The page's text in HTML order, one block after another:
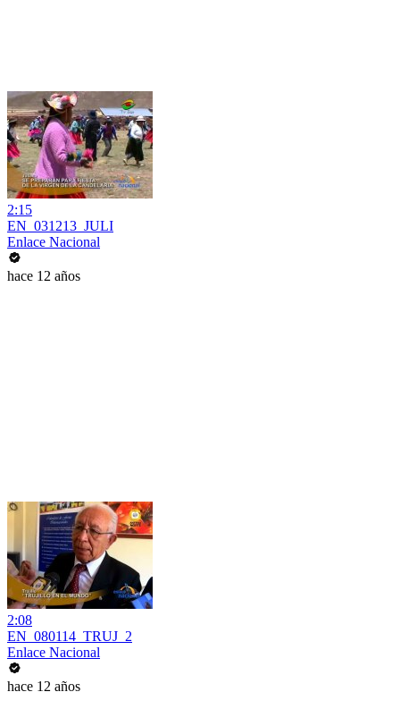
2:15
EN_031213_JULI
Enlace Nacional
hace 12 años
2:08
EN_080114_TRUJ_2
Enlace Nacional
hace 12 años